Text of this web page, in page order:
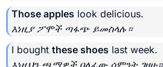
Those apples look delicious.
እነዚያ ፖሞች ጣፋጭ ይመስላሉ።
I bought these shoes last week.